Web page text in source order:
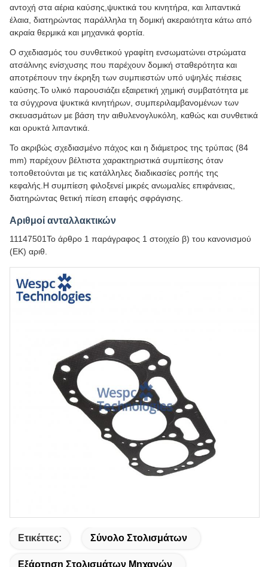
αντοχή στα αέρια καύσης,ψυκτικά του κινητήρα, και λιπαντικά
έλαια, διατηρώντας παράλληλα τη δομική ακεραιότητα κάτω από
ακραία θερμικά και μηχανικά φορτία.
Ο σχεδιασμός του συνθετικού γραφίτη ενσωματώνει στρώματα
ατσάλινης ενίσχυσης που παρέχουν δομική σταθερότητα και
αποτρέπουν την έκρηξη των συμπιεστών υπό υψηλές πιέσεις
καύσης.Το υλικό παρουσιάζει εξαιρετική χημική συμβατότητα με
τα σύγχρονα ψυκτικά κινητήρων, συμπεριλαμβανομένων των
σκευασμάτων με βάση την αιθυλενογλυκόλη, καθώς και συνθετικά
και ορυκτά λιπαντικά.
Το ακριβώς σχεδιασμένο πάχος και η διάμετρος της τρύπας (84
mm) παρέχουν βέλτιστα χαρακτηριστικά συμπίεσης όταν
τοποθετούνται με τις κατάλληλες διαδικασίες ροπής της
κεφαλής.Η συμπίεση φιλοξενεί μικρές ανωμαλίες επιφάνειας,
διατηρώντας θετική πίεση επαφής σφράγισης.
Αριθμοί ανταλλακτικών
11147501Το άρθρο 1 παράγραφος 1 στοιχείο β) του κανονισμού
(ΕΚ) αριθ.
Ετικέττες: Σύνολο Στολισμάτων
Εξάρτηση Στολισμάτων Μηχανών